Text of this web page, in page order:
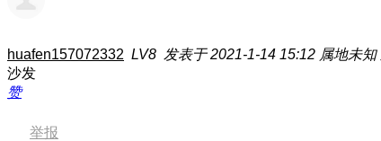
huafen157072332 LV8 发表于 2021-1-14 15:12 属地未知
沙发
赞
举报